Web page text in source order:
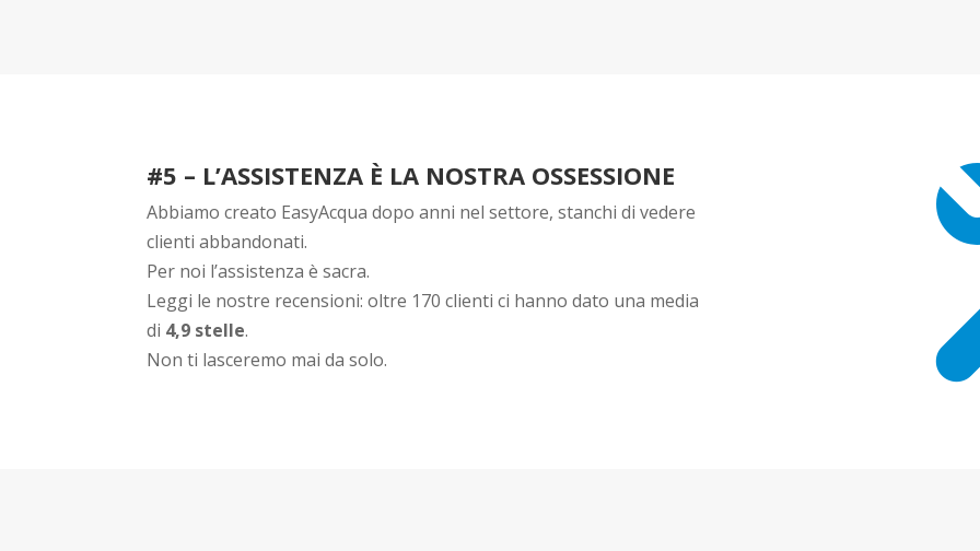
#5 – L’ASSISTENZA È LA NOSTRA OSSESSIONE
Abbiamo creato EasyAcqua dopo anni nel settore, stanchi di vedere
clienti abbandonati.
Per noi l’assistenza è sacra.
Leggi le nostre recensioni: oltre 170 clienti ci hanno dato una media
di 4,9 stelle.
Non ti lasceremo mai da solo.